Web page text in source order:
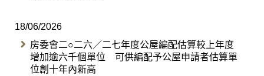
18/06/2026
房委會二○二六／二七年度公屋編配估算較上年度
增加逾六千個單位 可供編配予公屋申請者估算單
位創十年內新高